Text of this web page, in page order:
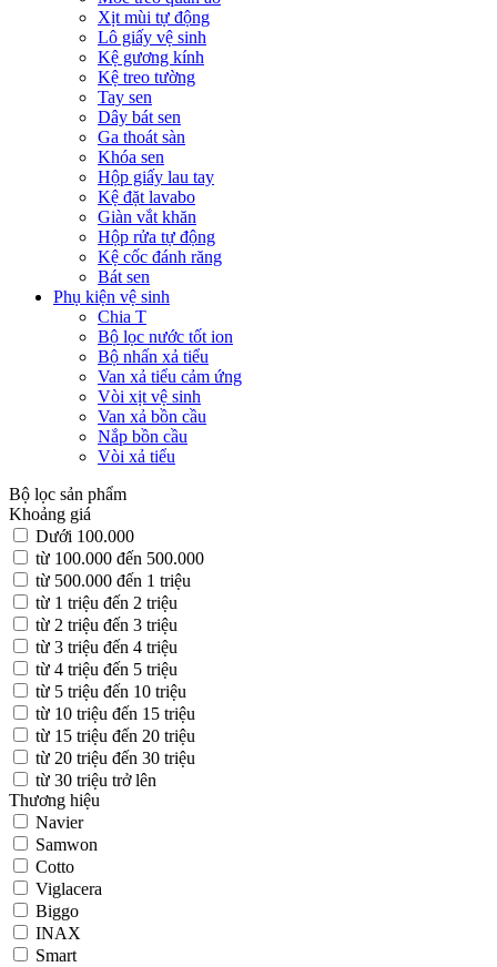
Xịt mùi tự động
Lô giấy vệ sinh
Kệ gương kính
Kệ treo tường
Tay sen
Dây bát sen
Ga thoát sàn
Khóa sen
Hộp giấy lau tay
Kệ đặt lavabo
Giàn vắt khăn
Hộp rửa tự động
Kệ cốc đánh răng
Bát sen
Phụ kiện vệ sinh
Chia T
Bộ lọc nước tốt ion
Bộ nhấn xả tiểu
Van xả tiểu cảm ứng
Vòi xịt vệ sinh
Van xả bồn cầu
Nắp bồn cầu
Vòi xả tiểu
Bộ lọc sản phẩm
Khoảng giá
Dưới 100.000
từ 100.000 đến 500.000
từ 500.000 đến 1 triệu
từ 1 triệu đến 2 triệu
từ 2 triệu đến 3 triệu
từ 3 triệu đến 4 triệu
từ 4 triệu đến 5 triệu
từ 5 triệu đến 10 triệu
từ 10 triệu đến 15 triệu
từ 15 triệu đến 20 triệu
từ 20 triệu đến 30 triệu
từ 30 triệu trở lên
Thương hiệu
Navier
Samwon
Cotto
Viglacera
Biggo
INAX
Smart